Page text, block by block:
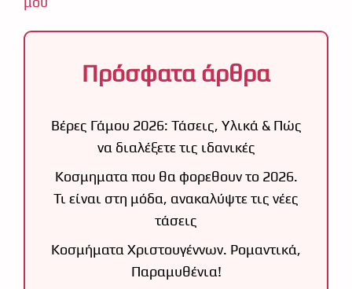
Πρόσφατα άρθρα
Βέρες Γάμου 2026: Τάσεις, Υλικά & Πώς
να διαλέξετε τις ιδανικές
Κοσμηματα που θα φορεθουν το 2026.
Τι είναι στη μόδα, ανακαλύψτε τις νέες
τάσεις
Κοσμήματα Χριστουγέννων. Ρομαντικά,
Παραμυθένια!